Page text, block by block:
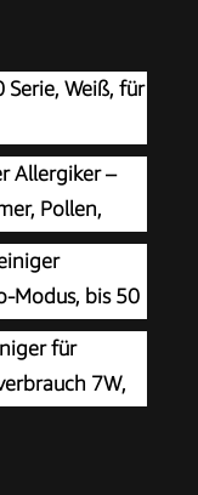
Weiß, für
Allergiker –
Pollen,
Air
3
Modus, bis 50
für
7W,